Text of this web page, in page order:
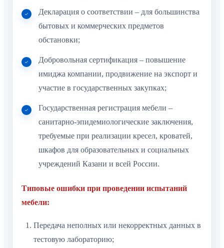
Декларация о соответствии – для большинства
бытовых и коммерческих предметов
обстановки;
Добровольная сертификация – повышение
имиджа компании, продвижение на экспорт и
участие в государственных закупках;
Государственная регистрация мебели –
санитарно-эпидемиологические заключения,
требуемые при реализации кресел, кроватей,
шкафов для образовательных и социальных
учреждений Казани и всей России.
Типовые ошибки при проведении испытаний
мебели:
Передача неполных или некорректных данных в
тестовую лабораторию;